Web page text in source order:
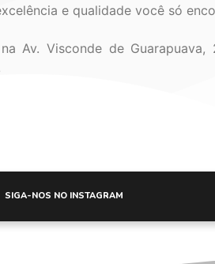
e qualidade você só
Av. Visconde de Guarapuava,
SIGA-NOS NO INSTAGRAM